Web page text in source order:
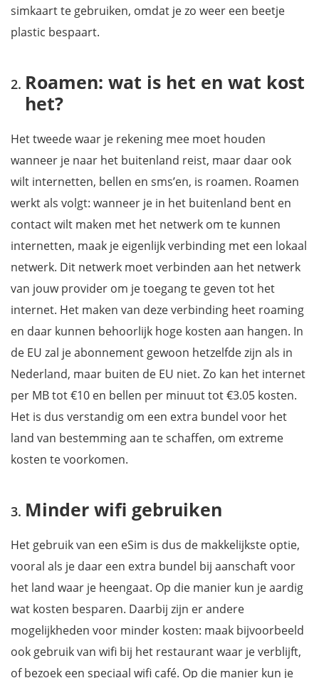
simkaart te gebruiken, omdat je zo weer een beetje
plastic bespaart.
Roamen: wat is het en wat kost
het?
Het tweede waar je rekening mee moet houden
wanneer je naar het buitenland reist, maar daar ook
wilt internetten, bellen en sms’en, is roamen. Roamen
werkt als volgt: wanneer je in het buitenland bent en
contact wilt maken met het netwerk om te kunnen
internetten, maak je eigenlijk verbinding met een lokaal
netwerk. Dit netwerk moet verbinden aan het netwerk
van jouw provider om je toegang te geven tot het
internet. Het maken van deze verbinding heet roaming
en daar kunnen behoorlijk hoge kosten aan hangen. In
de EU zal je abonnement gewoon hetzelfde zijn als in
Nederland, maar buiten de EU niet. Zo kan het internet
per MB tot €10 en bellen per minuut tot €3.05 kosten.
Het is dus verstandig om een extra bundel voor het
land van bestemming aan te schaffen, om extreme
kosten te voorkomen.
Minder wifi gebruiken
Het gebruik van een eSim is dus de makkelijkste optie,
vooral als je daar een extra bundel bij aanschaft voor
het land waar je heengaat. Op die manier kun je aardig
wat kosten besparen. Daarbij zijn er andere
mogelijkheden voor minder kosten: maak bijvoorbeeld
ook gebruik van wifi bij het restaurant waar je verblijft,
of bezoek een speciaal wifi café. Op die manier kun je